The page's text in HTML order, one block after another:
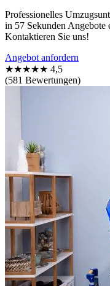
Professionelles
in 57 Sekunden Angebote
Kontaktieren Sie uns!
Angebot anfordern
★★★★★ 4,5
(581 Bewertungen)